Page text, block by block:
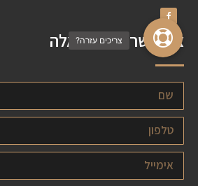
צרו קשר - לכל שאלה
צריכים עזרה?